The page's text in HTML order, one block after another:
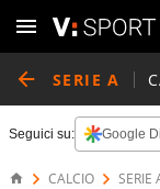
SERIE A
Seguici su: Google
CALCIO SERIE